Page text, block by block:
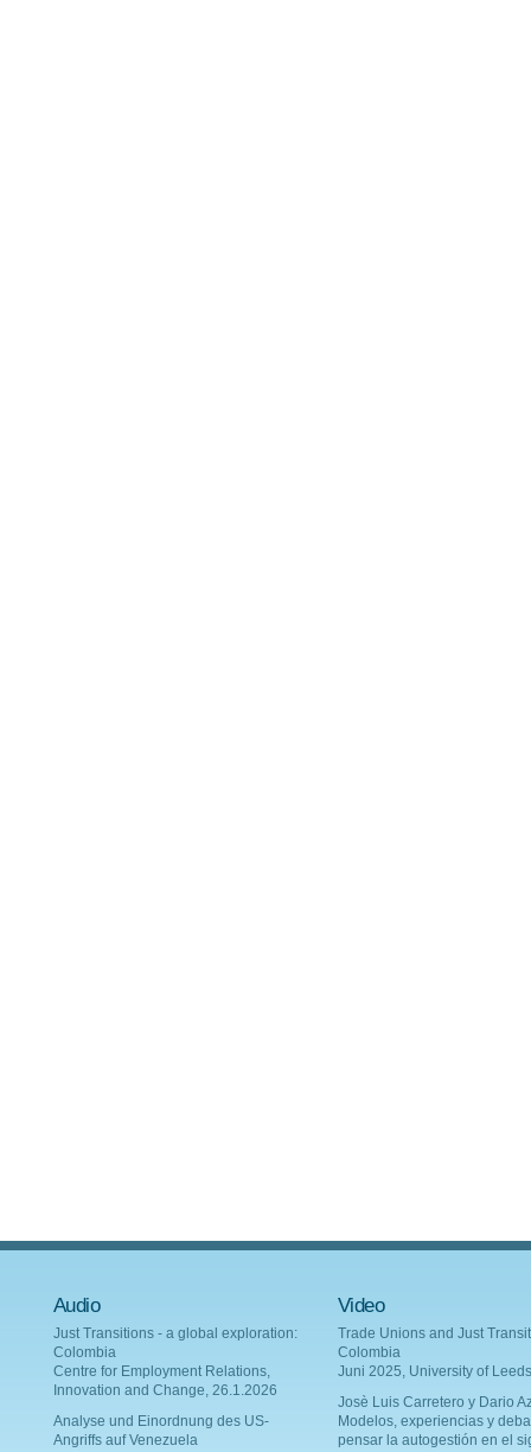
Audio
Just Transitions - a global exploration:
Colombia
Centre for Employment Relations,
Innovation and Change, 26.1.2026
Analyse und Einordnung des US-
Angriffs auf Venezuela
Video
Trade Unions and Just
Colombia
Juni 2025, University of Leeds
Josè Luis Carretero y Dario
Modelos, experiencias y
pensar la autogestión en el